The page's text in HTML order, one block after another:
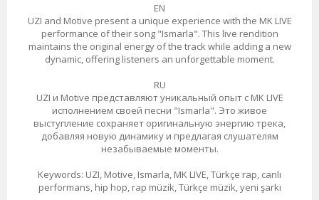
EN
UZI and Motive present a unique experience with the MK LIVE
performance of their song "Ismarla". This live rendition
maintains the original energy of the track while adding a new
dynamic, offering listeners an unforgettable moment.
RU
UZI и Motive представляют уникальный опыт с MK LIVE
исполнением своей песни "Ismarla". Это живое
выступление сохраняет оригинальную энергию трека,
добавляя новую динамику и предлагая слушателям
незабываемые моменты.
Keywords: UZI, Motive, Ismarla, MK LIVE, Türkçe rap, canlı
performans, hip hop, rap müzik, Türkçe müzik, yeni şarkı